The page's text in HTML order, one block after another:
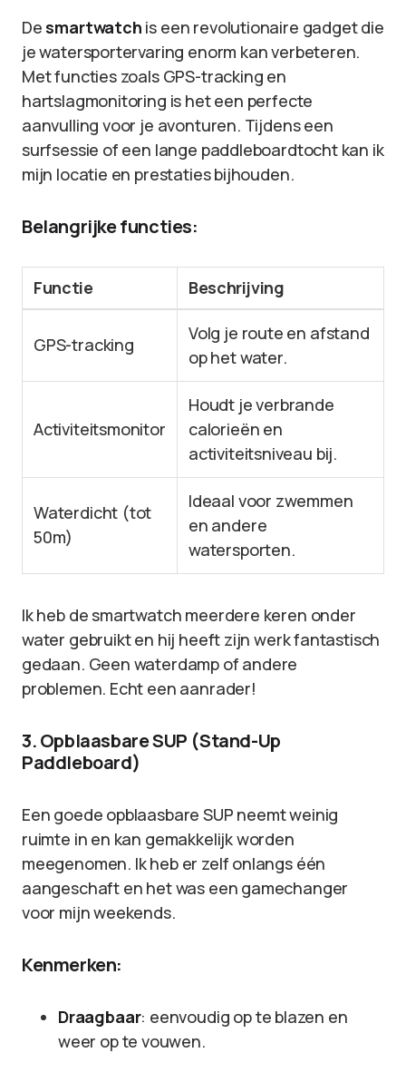
De smartwatch is een revolutionaire gadget die
je watersportervaring enorm kan verbeteren.
Met functies zoals GPS-tracking en
hartslagmonitoring is het een perfecte
aanvulling voor je avonturen. Tijdens een
surfsessie of een lange paddleboardtocht kan ik
mijn locatie en prestaties bijhouden.
Belangrijke functies:
Functie Beschrijving
GPS-tracking
Volg je route en afstand
op het water.
Activiteitsmonitor
Houdt je verbrande
calorieën en
activiteitsniveau bij.
Waterdicht (tot
50m)
Ideaal voor zwemmen
en andere
watersporten.
Ik heb de smartwatch meerdere keren onder
water gebruikt en hij heeft zijn werk fantastisch
gedaan. Geen waterdamp of andere
problemen. Echt een aanrader!
3. Opblaasbare SUP (Stand-Up
Paddleboard)
Een goede opblaasbare SUP neemt weinig
ruimte in en kan gemakkelijk worden
meegenomen. Ik heb er zelf onlangs één
aangeschaft en het was een gamechanger
voor mijn weekends.
Kenmerken:
Draagbaar: eenvoudig op te blazen en
weer op te vouwen.